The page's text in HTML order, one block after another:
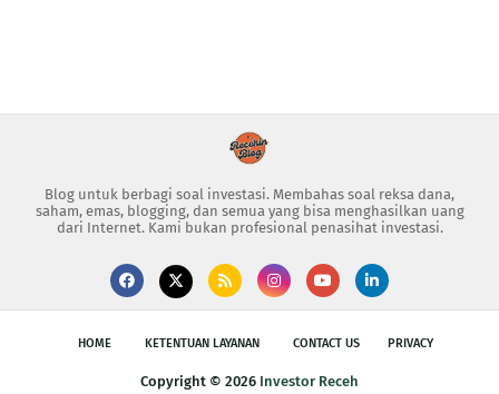
Blog untuk berbagi soal investasi. Membahas soal reksa dana,
saham, emas, blogging, dan semua yang bisa menghasilkan uang
dari Internet. Kami bukan profesional penasihat investasi.
HOME KETENTUAN LAYANAN CONTACT US PRIVACY
Copyright © 2026 Investor Receh